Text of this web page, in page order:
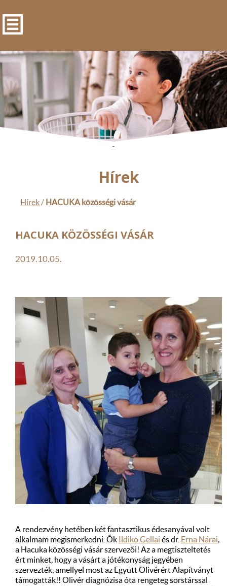
-
Hírek
Hírek/ HACUKA közösségi vásár
HACUKA KÖZÖSSÉGI VÁSÁR
2019.10.05.
A rendezvény hetében két fantasztikus édesanyával volt
alkalmam megismerkedni. Ők
Ildiko Gellai és dr. Erna Nárai,
a Hacuka közösségi vásár szervezői! Az a megtiszteltetés
ért minket, hogy a vásárt a jótékonyság jegyében
szervezték, amellyel most az Együtt Olivérért Alapítványt
támogatták!! Olivér diagnózisa óta rengeteg sorstárssal